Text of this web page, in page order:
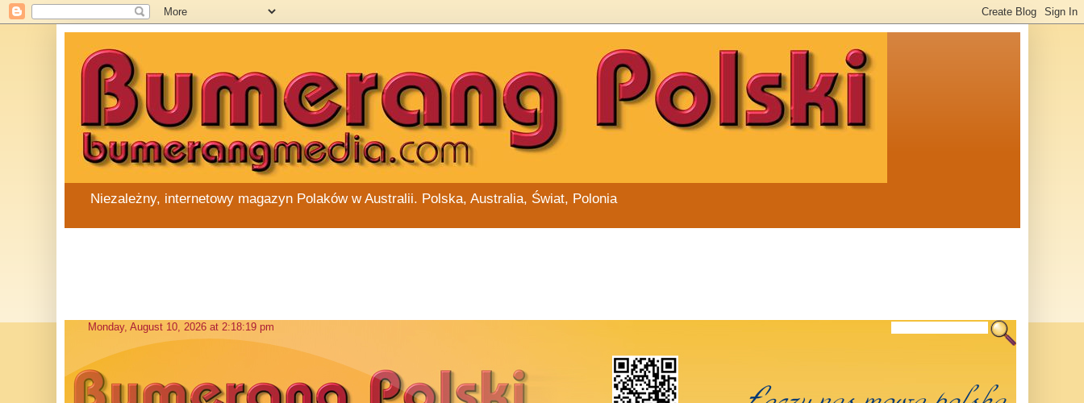
Niezależny, internetowy magazyn Polaków w Australii. Polska, Australia, Świat, Polonia